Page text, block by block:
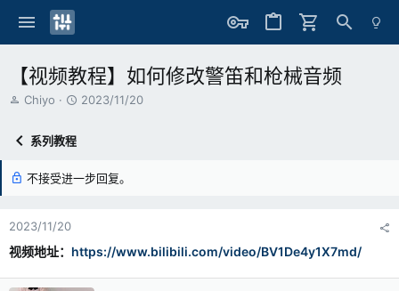
【视频教程】如何修改警笛和枪械音频
主
起
Chiyo
开
2023/11/20
系列教程
不接受进一步回复。
2023/11/20
视频地址： https://www.bilibili.com/video/BV1De4y1X7md/